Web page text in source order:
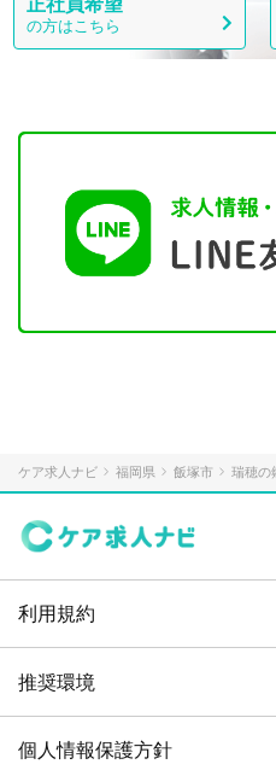
の方はこちら
ケア求人ナビ 福岡県 飯塚市 瑞穂の
利用規約
推奨環境
個人情報保護方針